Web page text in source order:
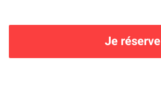
Je réserve